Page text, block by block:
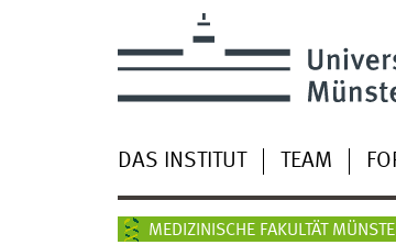
DAS INSTITUT TEAM
MEDIZINISCHE FAKULTÄT